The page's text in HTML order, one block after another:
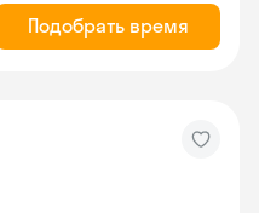
Подобрать время